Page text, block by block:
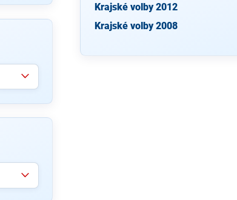
Krajské volby 2012
Krajské volby 2008